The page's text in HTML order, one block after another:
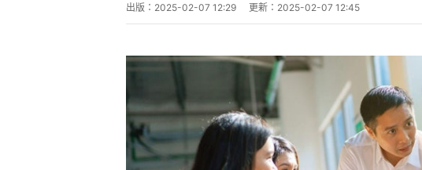
出版： 2025-02-07 12:29 更新： 2025-02-07 12:45